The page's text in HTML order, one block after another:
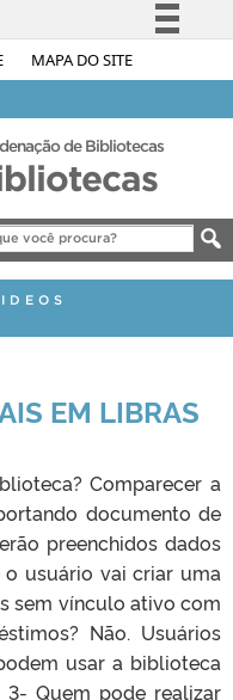
MAPA DO SITE
Simplifique!
Acesso à informação
Canais
de Bibliotecas
EM LIBRAS
Comparecer a
documento de
preenchidos dados
usuário vai criar uma
sem vínculo ativo com
Não. Usuários
usar a biblioteca
Quem pode realizar